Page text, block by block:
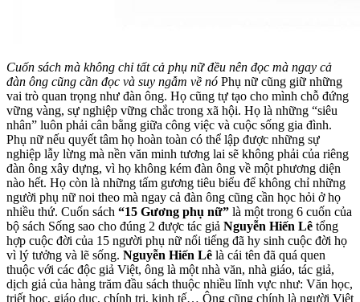
Cuốn sách mà không chỉ tất cả phụ nữ đều nên đọc mà ngay cả
đàn ông cũng cần đọc và suy ngẫm về nó Phụ nữ cũng giữ những
vai trò quan trọng như đàn ông. Họ cũng tự tạo cho mình chỗ đứng
vững vàng, sự nghiệp vững chắc trong xã hội. Họ là những “siêu
nhân” luôn phải cân bằng giữa công việc và cuộc sống gia đình.
Phụ nữ nếu quyết tâm họ hoàn toàn có thể lập được những sự
nghiệp lẫy lừng mà nền văn minh tương lai sẽ không phải của riêng
đàn ông xây dựng, vì họ không kém đàn ông về một phương diện
nào hết. Họ còn là những tấm gương tiêu biểu để không chỉ những
người phụ nữ noi theo mà ngay cả đàn ông cũng cần học hỏi ở họ
nhiều thứ. Cuốn sách “15 Gương phụ nữ” là một trong 6 cuốn của
bộ sách Sống sao cho đúng 2 được tác giả Nguyễn Hiến Lê tổng
hợp cuộc đời của 15 người phụ nữ nổi tiếng đã hy sinh cuộc đời họ
vì lý tưởng và lẽ sống. Nguyễn Hiến Lê là cái tên đã quá quen
thuộc với các độc giả Việt, ông là một nhà văn, nhà giáo, tác giả,
dịch giả của hàng trăm đầu sách thuộc nhiều lĩnh vực như: Văn học,
triết học, giáo dục, chính trị, kinh tế… Ông cũng chính là người Việt